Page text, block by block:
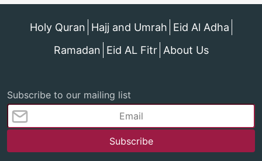
Holy Quran Hajj and Umrah Eid Al Adha
Ramadan Eid AL Fitr About Us
Subscribe to our mailing list